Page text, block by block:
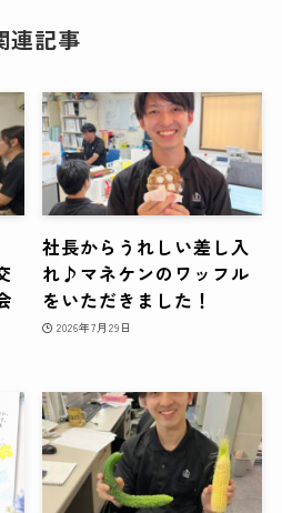
連記事
社長からうれしい差し入
れ♪マネケンのワッフル
をいただきました！
2026年7月29日